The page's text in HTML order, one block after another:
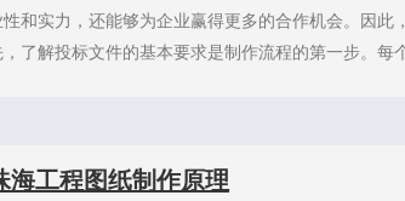
性和实力，还能够为企业赢得更多的合作机会。因
了解投标文件的基本要求是制作流程的第一步。每
海工程图纸制作原理